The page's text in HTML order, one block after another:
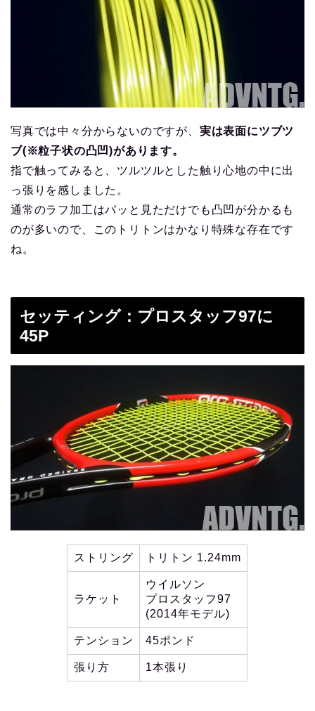
写真では中々分からないのですが、 実は表面にツブツ
ブ(※粒子状の凸凹)があります。
指で触ってみると、ツルツルとした触り心地の中に出
っ張りを感しました。
通常のラフ加工はパッと見ただけでも凸凹が分かるも
のが多いので、このトリトンはかなり特殊な存在です
ね。
セッティング：プロスタッフ97に
45P
ストリング トリトン 1.24mm
ラケット
ウイルソン
プロスタッフ97
(2014年モデル)
テンション 45ポンド
張り方 1本張り